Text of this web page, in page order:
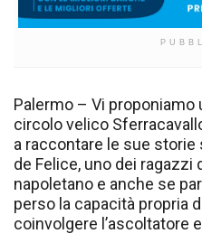
Palermo – Vi
circolo velico
a raccontare le sue storie
de Felice, uno dei ragazzi
napoletano e anche se
perso la capacità propria
coinvolgere l’ascoltatore